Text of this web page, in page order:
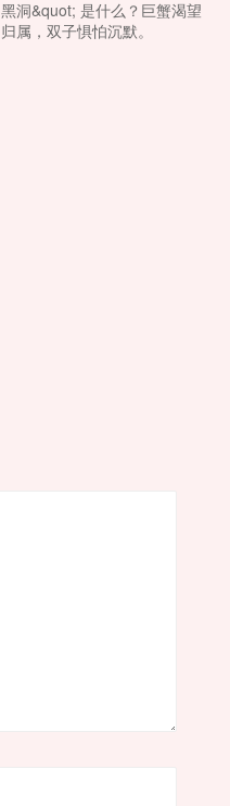
黑洞&quot; 是什么？巨蟹渴望
归属，双子惧怕沉默。